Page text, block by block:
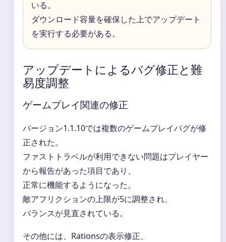
いる。
ダウンロード容量を確保した上でアップデート
を実行する必要がある。
アップデートによるバグ修正と難
易度調整
ゲームプレイ関連の修正
バージョン1.1.10では複数のゲームプレイバグが修
正された。
ファストトラベルが利用できない問題はプレイヤー
から報告があった項目であり、
正常に機能するようになった。
敵アフリクションの上限が5に調整され、
バランスが見直されている。
その他には、Rationsの表示修正、